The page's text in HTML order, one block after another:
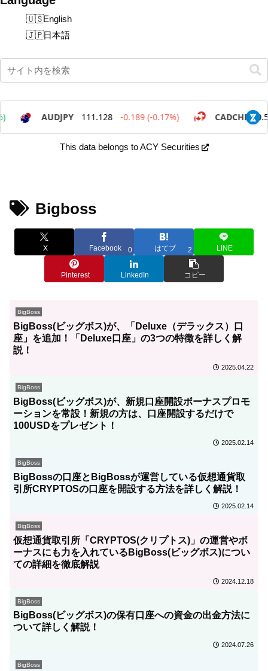
English
日本語
This data belongs to ACY Securities
Bigboss
X Facebook 0 はてブ 2 LINE
Pinterest LinkedIn コピー
BigBoss
BigBoss(ビッグボス)が、「Deluxe（デラックス）口
座」を追加！「Deluxe口座」の3つの特徴を詳しく解
説！
2025.04.22
BigBoss
BigBoss(ビッグボス)が、新規口座開設ボーナスプロモ
ーションを常設！新規の方は、口座開設するだけで
100USDをプレゼント！
2025.02.14
BigBoss
BigBossの口座とBigBossが運営している仮想通貨取
引所CRYPTOSの口座を開設する方法を詳しく解説！
2025.02.14
BigBoss
仮想通貨取引所「CRYPTOS(クリプトス)」の運営やボ
ーナスにも力を入れているBigBoss(ビッグボス)につい
ての詳細を徹底解説
2024.12.18
BigBoss
BigBoss(ビッグボス)の保有口座への資金の出金方法に
ついて詳しく解説！
2024.07.26
BigBoss